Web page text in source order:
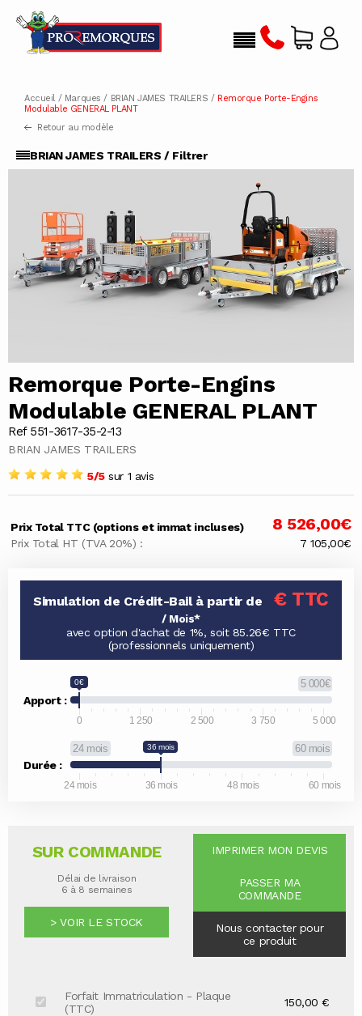
Accueil/ Marques / BRIAN JAMES TRAILERS / Remorque Porte-Engins
Modulable GENERAL PLANT
Retour au modèle
BRIAN JAMES TRAILERS / Filtrer
Remorque Porte-Engins
Modulable GENERAL PLANT
Ref 551-3617-35-2-13
BRIAN JAMES TRAILERS
5/5sur 1 avis
Prix Total TTC (options et immat incluses) 8 526,00€
Prix Total HT (TVA 20%) : 7 105,00€
Apport :
5 000€
0€
0 1 250 2 500 3 750 5 000
Durée :
24 mois 60 mois
36 mois
24 mois 36 mois 48 mois 60 mois
Simulation de Crédit-Bail à partir de € TTC
/ Mois*
avec option d'achat de 1%, soit 85.26€ TTC
(professionnels uniquement)
SUR COMMANDE
Délai de livraison
6 à 8 semaines
> VOIR LE STOCK
IMPRIMER MON DEVIS
PASSER MA
COMMANDE
Nous contacter pour
ce produit
Forfait Immatriculation - Plaque
(TTC)
150,00 €